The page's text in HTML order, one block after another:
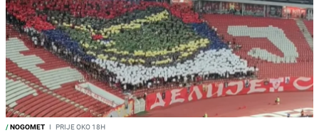
/NOGOMET I PRIJE OKO 18H